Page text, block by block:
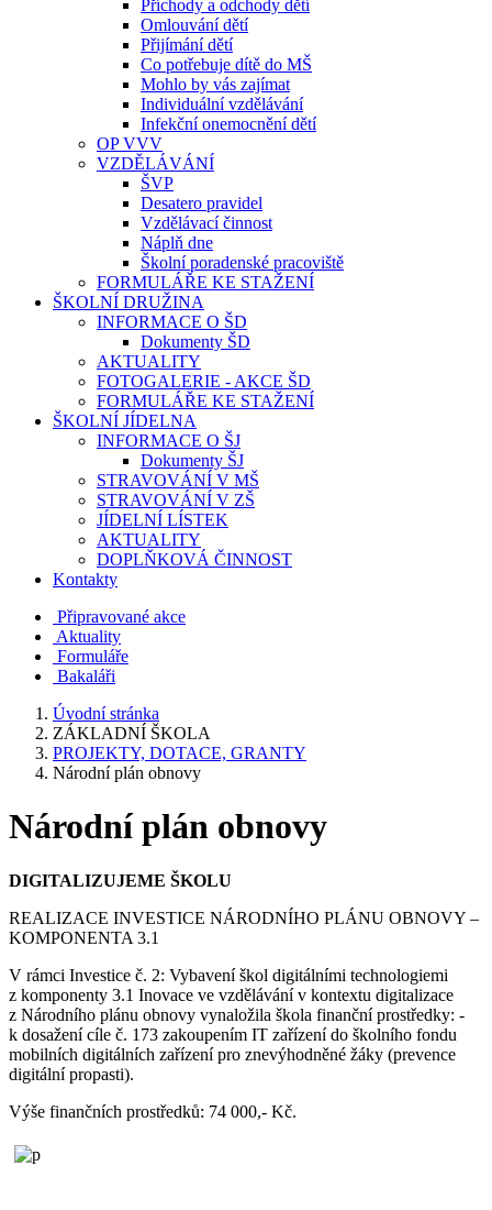
Příchody a odchody dětí
Omlouvání dětí
Přijímání dětí
Co potřebuje dítě do MŠ
Mohlo by vás zajímat
Individuální vzdělávání
Infekční onemocnění dětí
OP VVV
VZDĚLÁVÁNÍ
ŠVP
Desatero pravidel
Vzdělávací činnost
Náplň dne
Školní poradenské pracoviště
FORMULÁŘE KE STAŽENÍ
ŠKOLNÍ DRUŽINA
INFORMACE O ŠD
Dokumenty ŠD
AKTUALITY
FOTOGALERIE - AKCE ŠD
FORMULÁŘE KE STAŽENÍ
ŠKOLNÍ JÍDELNA
INFORMACE O ŠJ
Dokumenty ŠJ
STRAVOVÁNÍ V MŠ
STRAVOVÁNÍ V ZŠ
JÍDELNÍ LÍSTEK
AKTUALITY
DOPLŇKOVÁ ČINNOST
Kontakty
Připravované akce
Aktuality
Formuláře
Bakaláři
Úvodní stránka
ZÁKLADNÍ ŠKOLA
PROJEKTY, DOTACE, GRANTY
Národní plán obnovy
Národní plán obnovy
DIGITALIZUJEME ŠKOLU
REALIZACE INVESTICE NÁRODNÍHO PLÁNU OBNOVY –
KOMPONENTA 3.1
V rámci Investice č. 2: Vybavení škol digitálními technologiemi
z komponenty 3.1 Inovace ve vzdělávání v kontextu digitalizace
z Národního plánu obnovy vynaložila škola finanční prostředky: -
k dosažení cíle č. 173 zakoupením IT zařízení do školního fondu
mobilních digitálních zařízení pro znevýhodněné žáky (prevence
digitální propasti).
Výše finančních prostředků: 74 000,- Kč.